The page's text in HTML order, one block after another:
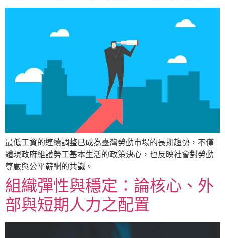
最低工資的連續調整已成為臺灣勞動市場的長期趨勢，不僅
體現政府維護勞工基本生活的政策決心，也反映社會對勞動
尊嚴與公平薪酬的共識。
組織彈性與穩定：論核心、外
部與短期人力之配置